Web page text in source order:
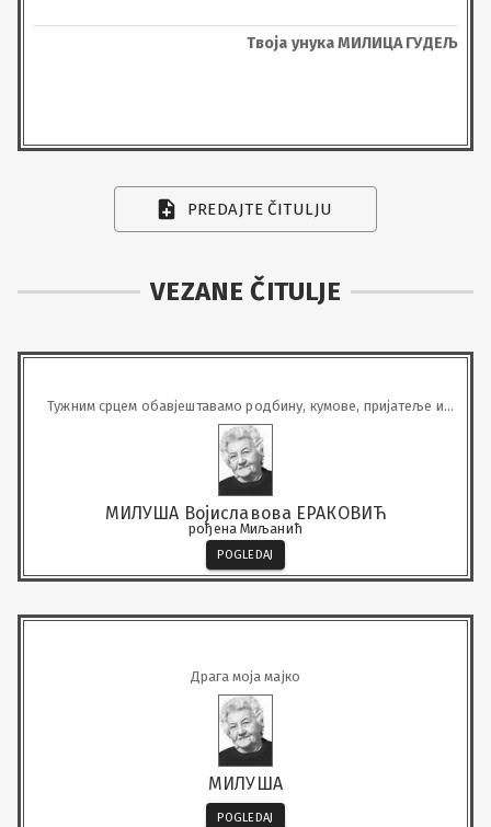
Твоја унука МИЛИЦА ГУДЕЉ
PREDAJTE ČITULJU
VEZANE ČITULJE
Тужним срцем обавјештавамо родбину, кумове, пријатеље и
комшије да је наша драга
МИЛУША Војиславова ЕРАКОВИЋ
рођена Миљанић
POGLEDAJ
Драга моја мајко
МИЛУША
POGLEDAJ